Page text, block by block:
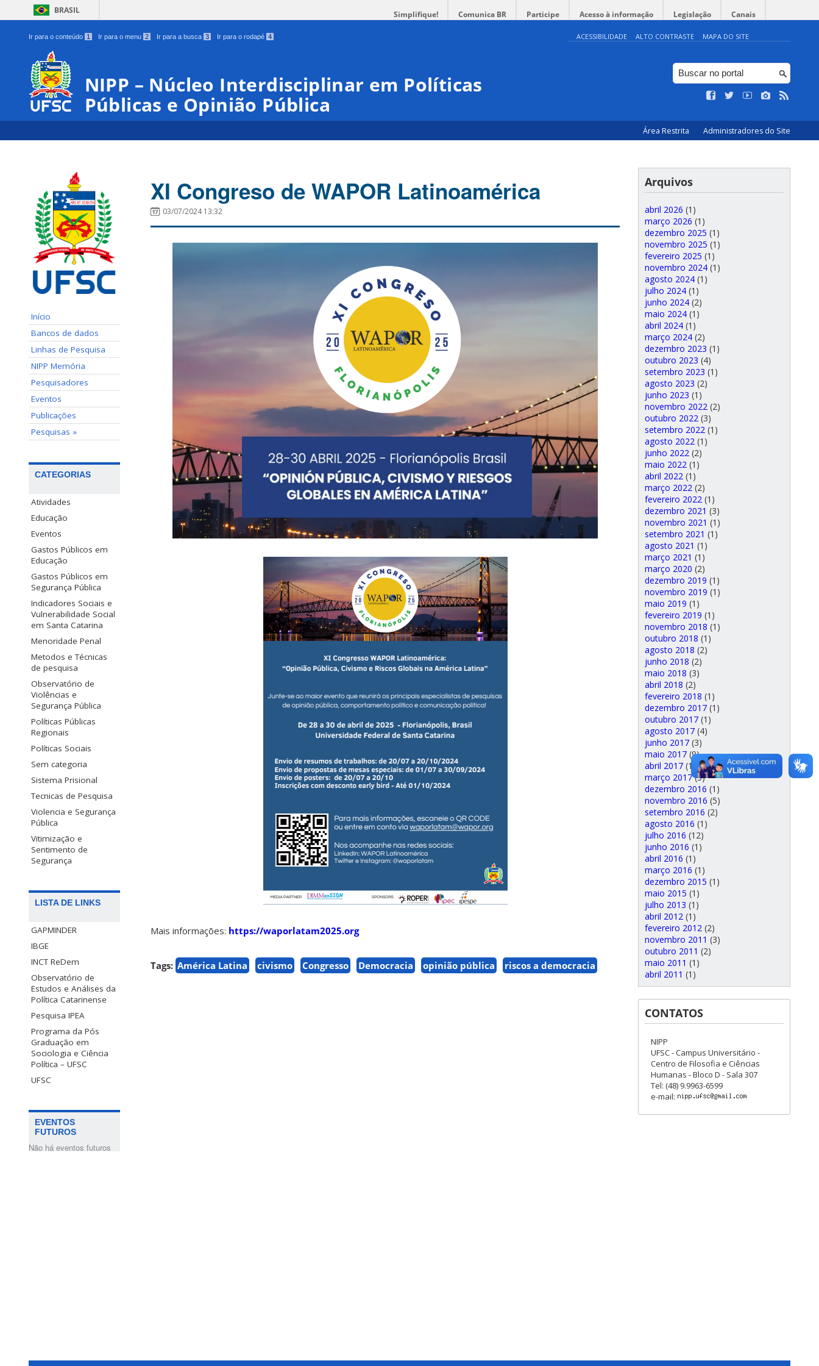
BRASIL Simplifique! Comunica BR Participe Acesso à informação Legislação Canais
Ir para o conteúdo 1 Ir para o menu 2 Ir para a busca 3 Ir para o rodapé 4 ACESSIBILIDADE ALTO CONTRASTE MAPA DO SITE
NIPP – Núcleo Interdisciplinar em Políticas
Públicas e Opinião Pública
Área Restrita Administradores do Site
Início
Bancos de dados
Linhas de Pesquisa
NIPP Memória
Pesquisadores
Eventos
Publicações
Pesquisas »
CATEGORIAS
Atividades
Educação
Eventos
Gastos Públicos em
Educação
Gastos Públicos em
Segurança Pública
Indicadores Sociais e
Vulnerabilidade Social
em Santa Catarina
Menoridade Penal
Metodos e Técnicas
de pesquisa
Observatório de
Violências e
Segurança Pública
Políticas Públicas
Regionais
Políticas Sociais
Sem categoria
Sistema Prisional
Tecnicas de Pesquisa
Violencia e Segurança
Pública
Vitimização e
Sentimento de
Segurança
LISTA DE LINKS
GAPMINDER
IBGE
INCT ReDem
Observatório de
Estudos e Análises da
Política Catarinense
Pesquisa IPEA
Programa da Pós
Graduação em
Sociologia e Ciência
Política – UFSC
UFSC
EVENTOS
FUTUROS
Não há eventos futuros
XI Congreso de WAPOR Latinoamérica
03/07/2024 13:32
Mais informações: https://waporlatam2025.org
Tags: América Latina civismo Congresso Democracia opinião pública riscos a democracia
Arquivos
abril 2026 (1)
março 2026 (1)
dezembro 2025 (1)
novembro 2025 (1)
fevereiro 2025 (1)
novembro 2024 (1)
agosto 2024 (1)
julho 2024 (1)
junho 2024 (2)
maio 2024 (1)
abril 2024 (1)
março 2024 (2)
dezembro 2023 (1)
outubro 2023 (4)
setembro 2023 (1)
agosto 2023 (2)
junho 2023 (1)
novembro 2022 (2)
outubro 2022 (3)
setembro 2022 (1)
agosto 2022 (1)
junho 2022 (2)
maio 2022 (1)
abril 2022 (1)
março 2022 (2)
fevereiro 2022 (1)
dezembro 2021 (3)
novembro 2021 (1)
setembro 2021 (1)
agosto 2021 (1)
março 2021 (1)
março 2020 (2)
dezembro 2019 (1)
novembro 2019 (1)
maio 2019 (1)
fevereiro 2019 (1)
novembro 2018 (1)
outubro 2018 (1)
agosto 2018 (2)
junho 2018 (2)
maio 2018 (3)
abril 2018 (2)
fevereiro 2018 (1)
dezembro 2017 (1)
outubro 2017 (1)
agosto 2017 (4)
junho 2017 (3)
maio 2017 (9)
abril 2017 (1)
março 2017(3)
dezembro 2016 (1)
novembro 2016 (5)
setembro 2016 (2)
agosto 2016 (1)
julho 2016 (12)
junho 2016 (1)
abril 2016 (1)
março 2016 (1)
dezembro 2015 (1)
maio 2015 (1)
julho 2013 (1)
abril 2012 (1)
fevereiro 2012 (2)
novembro 2011 (3)
outubro 2011 (2)
maio 2011 (1)
abril 2011 (1)
CONTATOS
NIPP
UFSC - Campus Universitário -
Centro de Filosofia e Ciências
Humanas - Bloco D - Sala 307
Tel: (48) 9.9963-6599
e-mail: